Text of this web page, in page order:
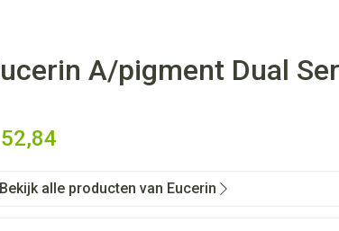
A/pigment Dual
Bekijk alle producten van Eucerin